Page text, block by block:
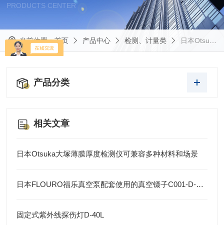
PRODUCTS CENTER
当前位置：首页 产品中心 检测、计量类 日本Otsuka大塚
产品分类
相关文章
日本Otsuka大塚薄膜厚度检测仪可兼容多种材料和场景
日本FLOURO福乐真空泵配套使用的真空镊子C001-D-Y-100
固定式紫外线探伤灯D-40L